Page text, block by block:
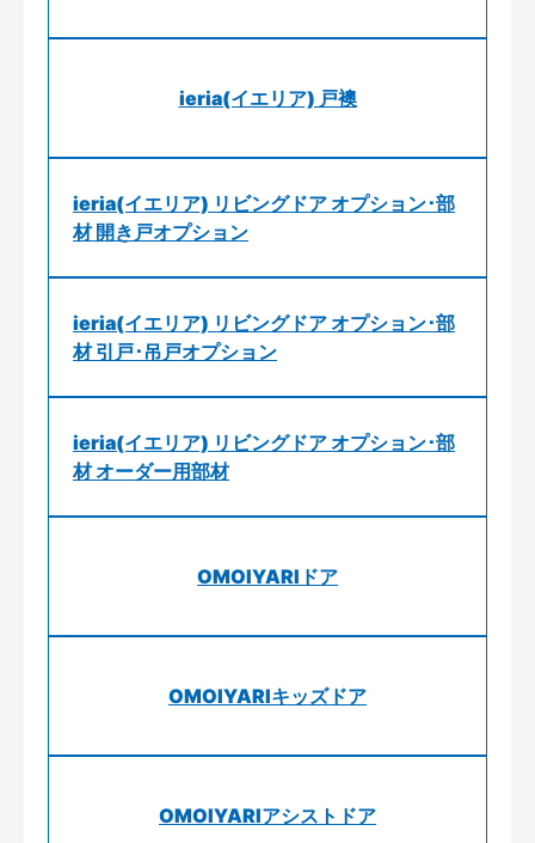
ieria(イエリア) 戸襖
ieria(イエリア) リビングドア オプション･部
材 開き戸オプション
ieria(イエリア) リビングドア オプション･部
材 引戸･吊戸オプション
ieria(イエリア) リビングドア オプション･部
材 オーダー用部材
OMOIYARIドア
OMOIYARIキッズドア
OMOIYARIアシストドア